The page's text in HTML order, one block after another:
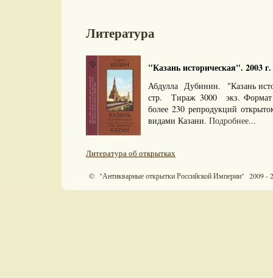
Литература
"Казань историческая". 2003 г.
Абдулла Дубинин. "Казань
стр. Тираж 3000 экз. Формат
более 230 репродукций
видами Казани. Подробнее...
Литература об открытках
© "Антикварные открытки Российской Империи" 2009 -